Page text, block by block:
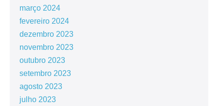
março 2024
fevereiro 2024
dezembro 2023
novembro 2023
outubro 2023
setembro 2023
agosto 2023
julho 2023